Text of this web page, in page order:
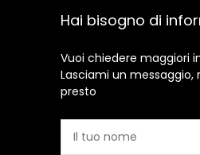
Hai bisogno di
Vuoi chiedere maggiori
Lasciami un messaggio,
presto